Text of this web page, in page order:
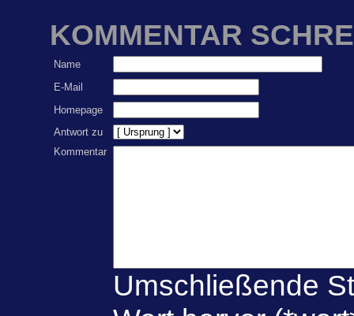
KOMMENTAR
Name
E-Mail
Homepage
Antwort zu
Kommentar
Umschließende